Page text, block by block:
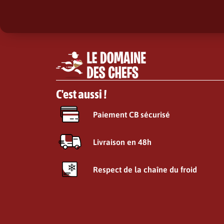
C'est aussi !
Paiement CB sécurisé
Livraison en 48h
Respect de la chaîne du froid